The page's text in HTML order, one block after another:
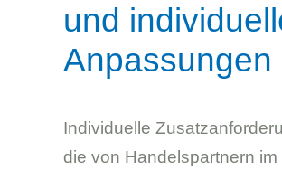
und
Anpassungen
Individuelle
die von Handelspartnern im